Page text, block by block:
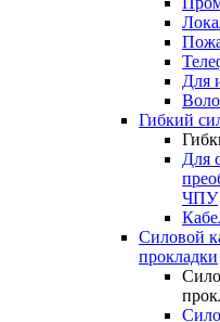
Для
Гибкий
Для
ЧПУ
Силовой
прокладки